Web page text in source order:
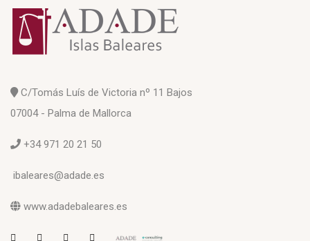
C/Tomás Luís de Victoria nº 11 Bajos
07004 - Palma de Mallorca
+34 971 20 21 50
ibaleares@adade.es
www.adadebaleares.es